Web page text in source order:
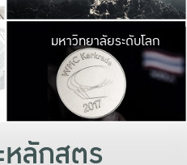
มหาวิ
เปลี่ยนแปลง แล
เพื่อทำง
ระบบสารสนเทศ
มหาวิทยาลัยระดับโลก
ลักสูตร